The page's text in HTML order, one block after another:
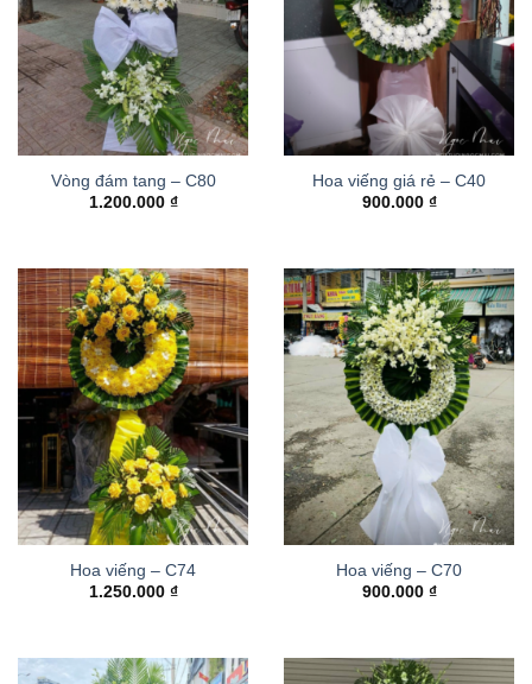
Vòng đám tang – C80
1.200.000 ₫
Hoa viếng giá rẻ – C40
900.000 ₫
Hoa viếng – C74
1.250.000 ₫
Hoa viếng – C70
900.000 ₫